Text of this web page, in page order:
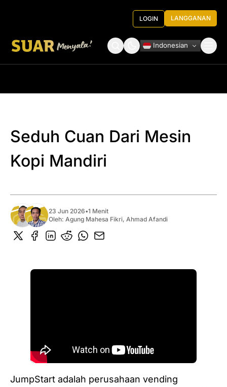
LOGIN LANGGANAN
Indonesian
Seduh Cuan Dari Mesin
Kopi Mandiri
23 Jun 2026•1 Menit
Oleh: Agung Mahesa Fikri, Ahmad Afandi
JumpStart adalah perusahaan vending